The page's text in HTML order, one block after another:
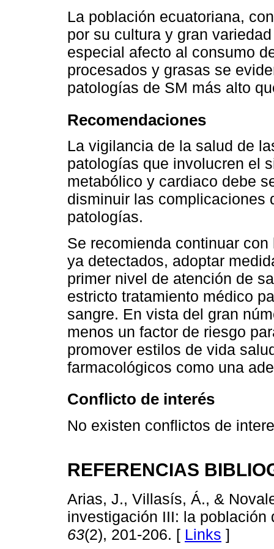
La población ecuatoriana,
por su cultura y gran
especial afecto al consumo
procesados y grasas se
patologías de SM más alto
Recomendaciones
La vigilancia de la salud de
patologías que involucren el
metabólico y cardiaco debe
disminuir las complicaciones
patologías.
Se recomienda continuar
ya detectados, adoptar
primer nivel de atención de
estricto tratamiento médico
sangre. En vista del gran
menos un factor de riesgo
promover estilos de vida
farmacológicos como una
Conflicto de interés
No existen conflictos de
REFERENCIAS
Arias, J., Villasís, Á., &
investigación III: la
63(2), 201-206. [ Links ]